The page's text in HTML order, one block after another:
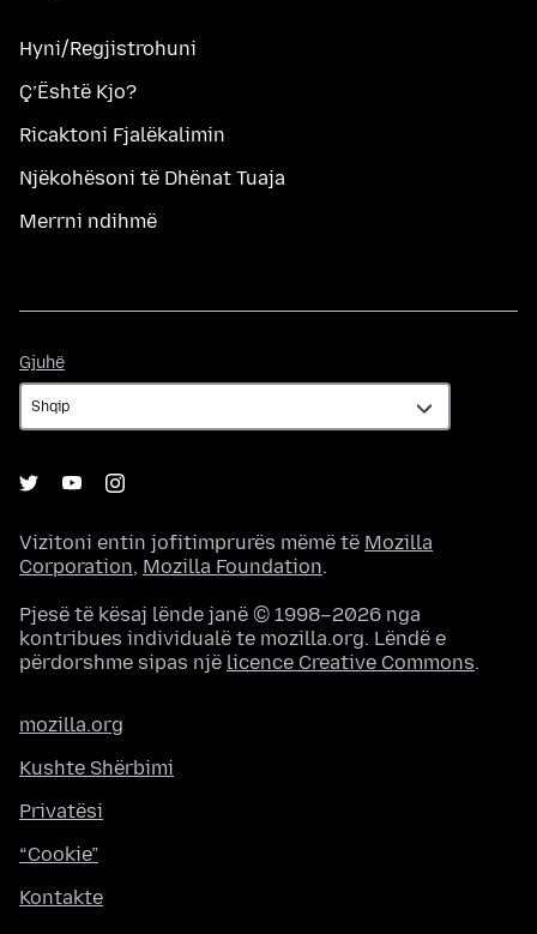
Hyni/Regjistrohuni
Ç’Është Kjo?
Ricaktoni Fjalëkalimin
Njëkohësoni të Dhënat Tuaja
Merrni ndihmë
Gjuhë
Vizitoni entin jofitimprurës mëmë të Mozilla
Corporation, Mozilla Foundation.
Pjesë të kësaj lënde janë © 1998–2026 nga
kontribues individualë te mozilla.org. Lëndë e
përdorshme sipas një licence Creative Commons.
mozilla.org
Kushte Shërbimi
Privatësi
“Cookie”
Kontakte